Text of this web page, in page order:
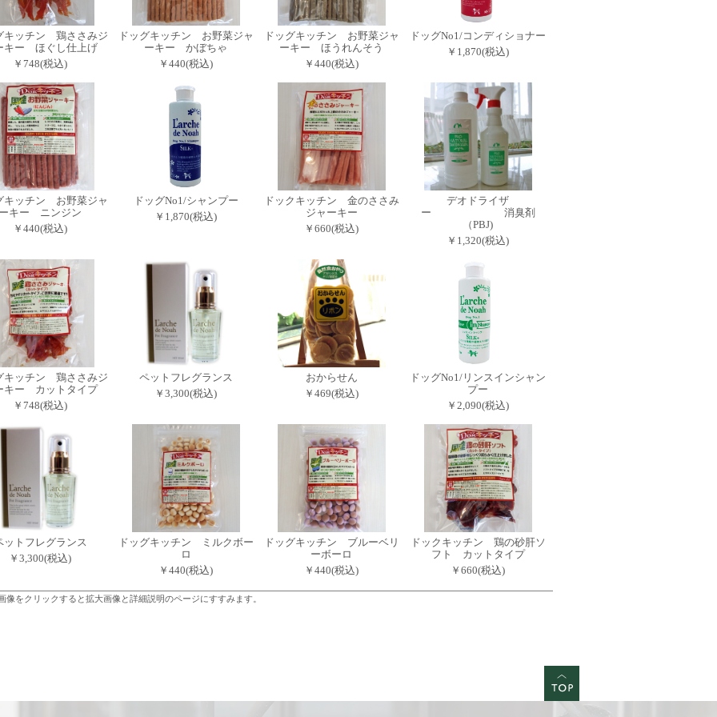
キッチン 鶏ささみジ
キー ほぐし仕上げ
￥748(税込)
ドッグキッチン お野菜ジャ
ーキー かぼちゃ
￥440(税込)
ドッグキッチン お野菜ジャ
ーキー ほうれんそう
￥440(税込)
ドッグNo1/コンディショナー
￥1,870(税込)
キッチン お野菜ジャ
キー ニンジン
￥440(税込)
ドッグNo1/シャンプー
￥1,870(税込)
ドックキッチン 金のささみ
ジャーキー
￥660(税込)
デオドライザ
ー 消臭剤
（PBJ)
￥1,320(税込)
キッチン 鶏ささみジ
キー カットタイプ
￥748(税込)
ペットフレグランス
￥3,300(税込)
おからせん
￥469(税込)
ドッグNo1/リンスインシャン
プー
￥2,090(税込)
ットフレグランス
￥3,300(税込)
ドッグキッチン ミルクボー
ロ
￥440(税込)
ドッグキッチン ブルーベリ
ーボーロ
￥440(税込)
ドックキッチン 鶏の砂肝ソ
フト カットタイプ
￥660(税込)
像をクリックすると拡大画像と詳細説明のページにすすみます。